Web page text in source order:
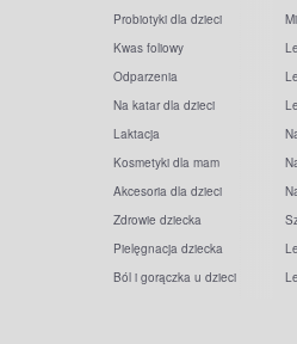
Probiotyki dla dzieci
Kwas foliowy
Odparzenia
Na katar dla dzieci
Laktacja
Kosmetyki dla mam
Akcesoria dla dzieci
Zdrowie dziecka
Pielęgnacja dziecka
Ból i gorączka u dzieci